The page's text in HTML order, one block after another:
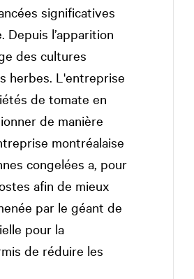
significatives
l’apparition
des cultures
herbes. L'entreprise
de tomate en
de manière
montréalaise
congelées a, pour
afin de mieux
par le géant de
pour la
de réduire les